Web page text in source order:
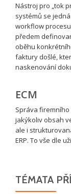
Nástroj pro „tok
systémů se
workflow
předem
oběhu
faktury došlé,
naskenování
ECM
Správa
jakýkoliv obsah
ale i
ERP. To vše dle
TÉMATA